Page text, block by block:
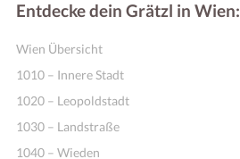
Entdecke dein Grätzl in Wien:
Wien Übersicht
1010 – Innere Stadt
1020 – Leopoldstadt
1030 – Landstraße
1040 – Wieden